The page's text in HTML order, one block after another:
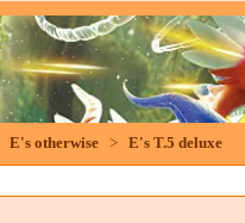
E's otherwise > E's T.5 deluxe